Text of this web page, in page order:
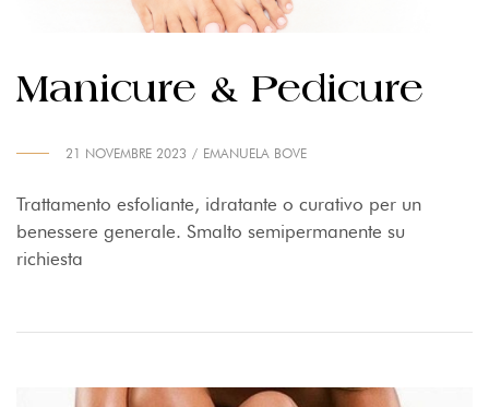
Manicure & Pedicure
21 NOVEMBRE 2023 EMANUELA BOVE
Trattamento esfoliante, idratante o curativo per un
benessere generale. Smalto semipermanente su
richiesta